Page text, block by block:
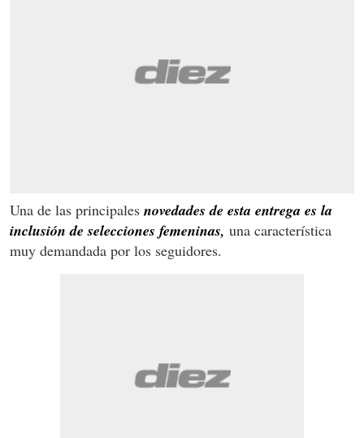
Una de las principales novedades de esta entrega es la
inclusión de selecciones femeninas, una característica
muy demandada por los seguidores.